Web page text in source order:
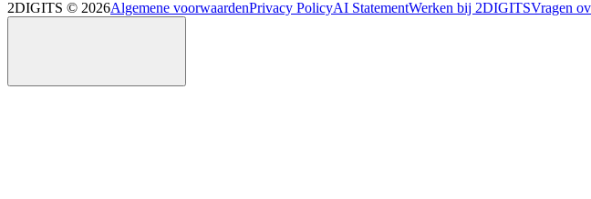
2DIGITS © 2026Algemene voorwaardenPrivacy PolicyAI StatementWerken bij 2DIGITSVragen